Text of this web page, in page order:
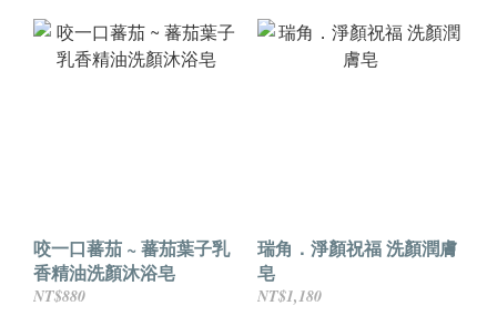
咬一口蕃茄 ~ 蕃茄葉子乳
香精油洗顏沐浴皂
NT$880
瑞角．淨顏祝福 洗顏潤膚
皂
NT$1,180